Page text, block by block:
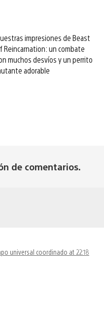
impresiones de Beast
Reincarnation: un combate
muchos desvíos y un perrito
adorable
de comentarios.
universal coordinado at 22:18